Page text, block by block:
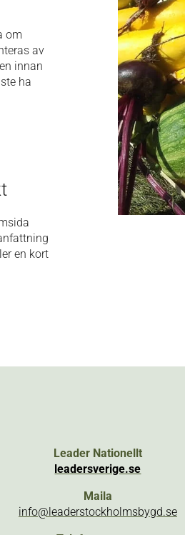
om
av
innan
ha
en kort
Leader Nationellt
leadersverige.se
Maila
info@leaderstockholmsbygd.se